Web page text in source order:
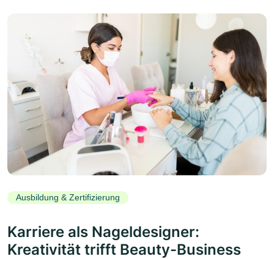
Ausbildung & Zertifizierung
Karriere als Nageldesigner:
Kreativität trifft Beauty-Business